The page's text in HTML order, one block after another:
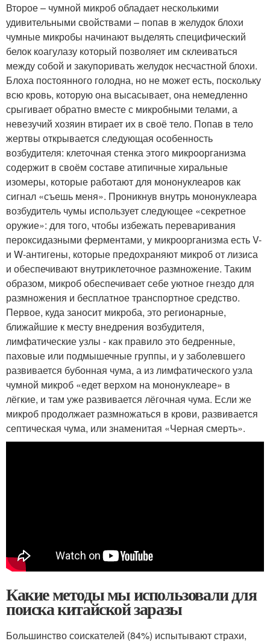
Второе – чумной микроб обладает несколькими
удивительными свойствами – попав в желудок блохи
чумные микробы начинают выделять специфический
белок коагулазу который позволяет им склеиваться
между собой и закупоривать желудок несчастной блохи.
Блоха постоянного голодна, но не может есть, поскольку
всю кровь, которую она высасывает, она немедленно
срыгивает обратно вместе с микробными телами, а
невезучий хозяин втирает их в своё тело. Попав в тело
жертвы открывается следующая особенность
возбудителя: клеточная стенка этого микроорганизма
содержит в своём составе атипичные хиральные
изомеры, которые работают для мононуклеаров как
сигнал «съешь меня». Проникнув внутрь мононуклеара
возбудитель чумы использует следующее «секретное
оружие»: для того, чтобы избежать переваривания
пероксидазными ферментами, у микроорганизма есть V-
и W-антигены, которые предохраняют микроб от лизиса
и обеспечивают внутриклеточное размножение. Таким
образом, микроб обеспечивает себе уютное гнездо для
размножения и бесплатное транспортное средство.
Первое, куда заносит микроба, это регионарные,
ближайшие к месту внедрения возбудителя,
лимфатические узлы - как правило это бедренные,
паховые или подмышечные группы, и у заболевшего
развивается бубонная чума, а из лимфатического узла
чумной микроб «едет верхом на мононуклеаре» в
лёгкие, и там уже развивается лёгочная чума. Если же
микроб продолжает размножаться в крови, развивается
септическая чума, или знаменитая «Черная смерть».
Какие методы мы использовали для
поиска китайской заразы
Большинство соискателей (84%) испытывают страхи,